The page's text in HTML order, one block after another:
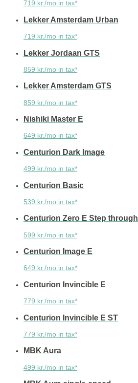
719 kr./mo in tax*
Lekker Amsterdam Urban
719 kr./mo in tax*
Lekker Jordaan GTS
859 kr./mo in tax*
Lekker Amsterdam GTS
859 kr./mo in tax*
Nishiki Master E
649 kr./mo in tax*
Centurion Dark Image
499 kr./mo in tax*
Centurion Basic
539 kr./mo in tax*
Centurion Zero E Step through
599 kr./mo in tax*
Centurion Image E
649 kr./mo in tax*
Centurion Invincible E
779 kr./mo in tax*
Centurion Invincible E ST
779 kr./mo in tax*
MBK Aura
499 kr./mo in tax*